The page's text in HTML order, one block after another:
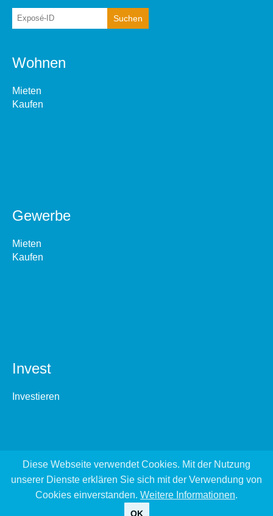
Wohnen
Mieten
Kaufen
Gewerbe
Mieten
Kaufen
Invest
Investieren
Diese Webseite verwendet Cookies. Mit der Nutzung
unserer Dienste erklären Sie sich mit der Verwendung von
Cookies einverstanden. Weitere Informationen.
OK